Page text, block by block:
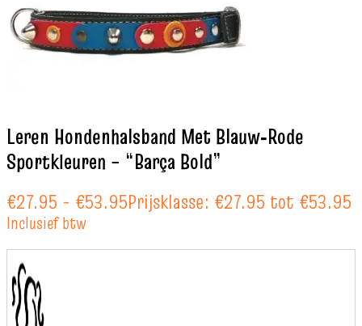
Leren Hondenhalsband Met Blauw‑Rode
Sportkleuren – “Barça Bold”
€27.95 - €53.95Prijsklasse: €27.95 tot €53.95
Inclusief btw